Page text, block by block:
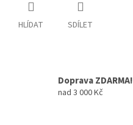
HLÍDAT SDÍLET
Doprava ZDARMA!
nad 3 000 Kč